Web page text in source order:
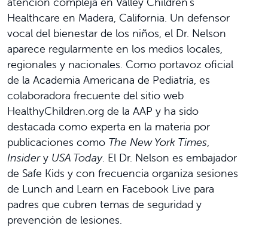
Healthcare en Madera, California. Un defensor
vocal del bienestar de los niños, el Dr. Nelson
aparece regularmente en los medios locales,
regionales y nacionales. Como portavoz oficial
de la Academia Americana de Pediatría, es
colaboradora frecuente del sitio web
HealthyChildren.org de la AAP y ha sido
destacada como experta en la materia por
publicaciones como The New York Times,
Insidery USA Today. El Dr. Nelson es embajador
de Safe Kids y con frecuencia organiza sesiones
de Lunch and Learn en Facebook Live para
padres que cubren temas de seguridad y
prevención de lesiones.